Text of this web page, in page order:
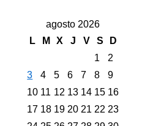
agosto 2026
L
M X J V S
D
1
2
3
4 5 6 7 8
9
10 11 12 13 14 15 16
17 18 19 20 21 22 23